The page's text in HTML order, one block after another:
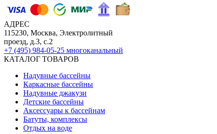
АДРЕС
115230, Москва, Электролитный
проезд, д.3, с.2
+7 (495) 984-05-25 многоканальный
КАТАЛОГ ТОВАРОВ
Надувные бассейны
Каркасные бассейны
Надувные джакузи
Детские бассейны
Аксессуары к бассейнам
Батуты, комплексы
Отдых на воде